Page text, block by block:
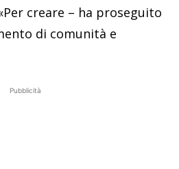
creare – ha proseguito
di comunità e
Pubblicità